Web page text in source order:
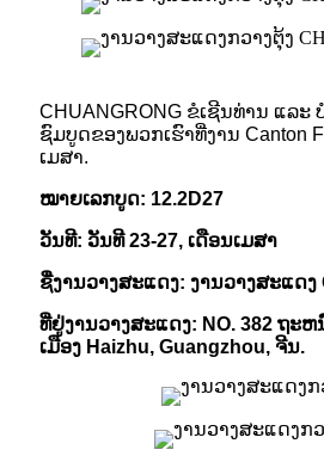
CHUANGRONG ຂໍເຊີນທ່ານ ແລ
ຊົມບູດຂອງພວກເຮົາທີ່ງານ Canton
ເມສາ.
ໝາຍເລກບູດ: 12.2D27
ວັນທີ: ວັນທີ 23-27, ເດືອນເມສາ
ຊື່ງານວາງສະແດງ: ງານວາງສະແດງ
ທີ່ຢູ່ງານວາງສະແດງ: NO. 382 ຖະ
ເມືອງ Haizhu, Guangzhou, ຈີນ.